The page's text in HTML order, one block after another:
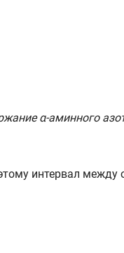
α-аминного
интервал между